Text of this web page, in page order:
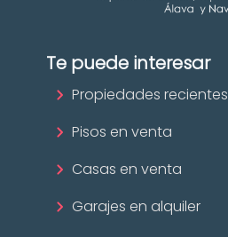
Te puede interesar
Propiedades recientes
Pisos en venta
Casas en venta
Garajes en alquiler